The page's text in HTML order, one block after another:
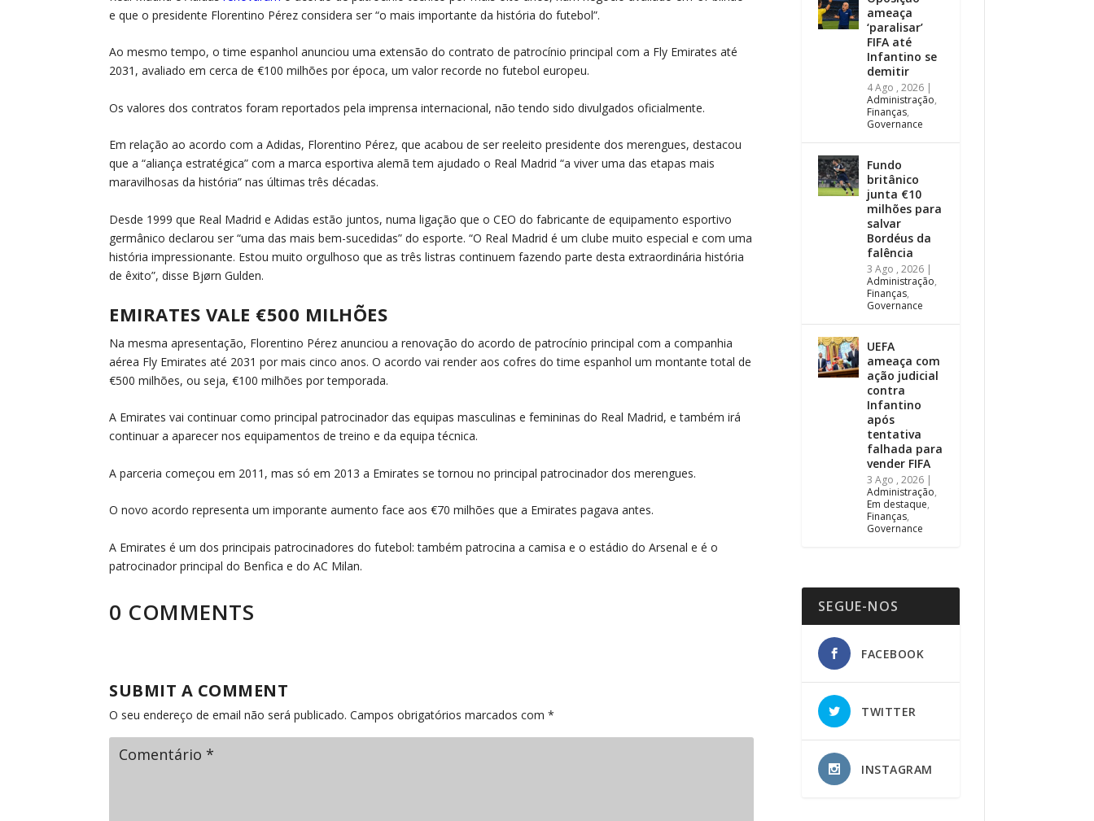
e que o presidente Florentino Pérez considera ser “o mais importante da história do futebol”.
Ao mesmo tempo, o time espanhol anunciou uma extensão do contrato de patrocínio principal com a Fly Emirates até
2031, avaliado em cerca de €100 milhões por época, um valor recorde no futebol europeu.
Os valores dos contratos foram reportados pela imprensa internacional, não tendo sido divulgados oficialmente.
Em relação ao acordo com a Adidas, Florentino Pérez, que acabou de ser reeleito presidente dos merengues, destacou
que a “aliança estratégica” com a marca esportiva alemã tem ajudado o Real Madrid “a viver uma das etapas mais
maravilhosas da história” nas últimas três décadas.
Desde 1999 que Real Madrid e Adidas estão juntos, numa ligação que o CEO do fabricante de equipamento esportivo
germânico declarou ser “uma das mais bem-sucedidas” do esporte. “O Real Madrid é um clube muito especial e com uma
história impressionante. Estou muito orgulhoso que as três listras continuem fazendo parte desta extraordinária história
de êxito”, disse Bjørn Gulden.
EMIRATES VALE €500 MILHÕES
Na mesma apresentação, Florentino Pérez anunciou a renovação do acordo de patrocínio principal com a companhia
aérea Fly Emirates até 2031 por mais cinco anos. O acordo vai render aos cofres do time espanhol um montante total de
€500 milhões, ou seja, €100 milhões por temporada.
A Emirates vai continuar como principal patrocinador das equipas masculinas e femininas do Real Madrid, e também irá
continuar a aparecer nos equipamentos de treino e da equipa técnica.
A parceria começou em 2011, mas só em 2013 a Emirates se tornou no principal patrocinador dos merengues.
O novo acordo representa um imporante aumento face aos €70 milhões que a Emirates pagava antes.
A Emirates é um dos principais patrocinadores do futebol: também patrocina a camisa e o estádio do Arsenal e é o
patrocinador principal do Benfica e do AC Milan.
0 COMMENTS
SUBMIT A COMMENT
O seu endereço de email não será publicado. Campos obrigatórios marcados com*
ameaça
‘paralisar’
FIFA até
Infantino se
demitir
4 Ago , 2026 |
Administração,
Finanças,
Governance
Fundo
britânico
junta €10
milhões para
salvar
Bordéus da
falência
3 Ago , 2026 |
Administração,
Finanças,
Governance
UEFA
ameaça com
ação judicial
contra
Infantino
após
tentativa
falhada para
vender FIFA
3 Ago , 2026 |
Administração,
Em destaque,
Finanças,
Governance
SEGUE-NOS
FACEBOOK
TWITTER
INSTAGRAM